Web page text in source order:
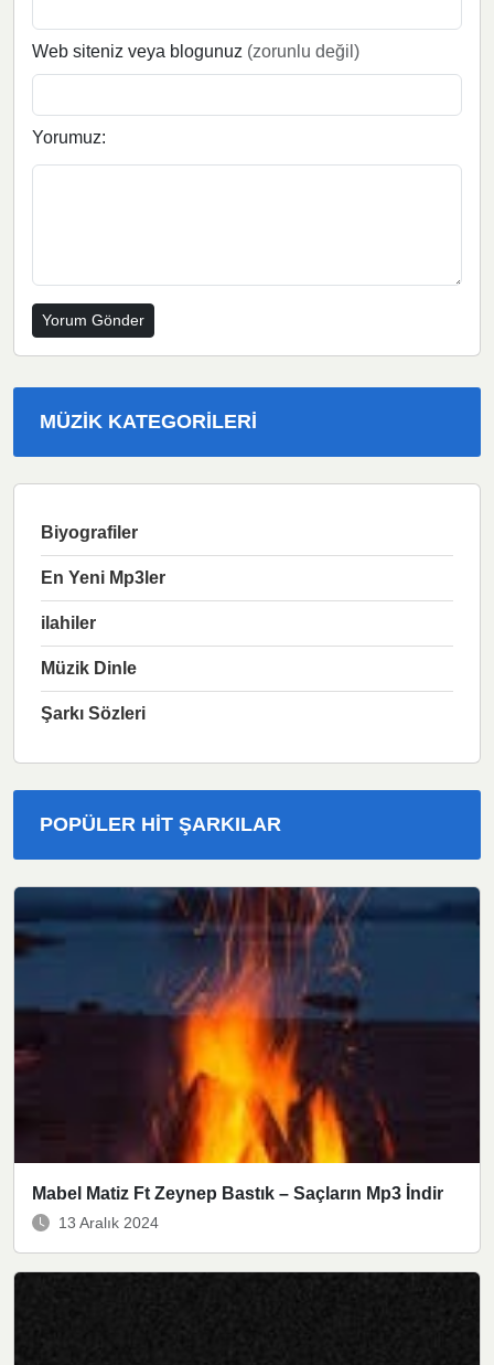
Web siteniz veya blogunuz (zorunlu değil)
Yorumuz:
MÜZIK KATEGORILERI
Biyografiler
En Yeni Mp3ler
ilahiler
Müzik Dinle
Şarkı Sözleri
POPÜLER HIT ŞARKILAR
Mabel Matiz Ft Zeynep Bastık – Saçların Mp3 İndir
13 Aralık 2024